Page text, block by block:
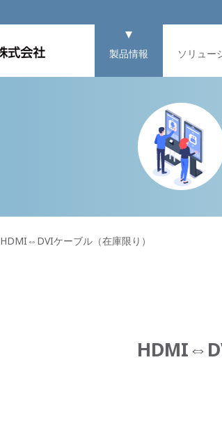
製品情報 ソリュー
HDMI⇔DVIケーブル（在庫限り）